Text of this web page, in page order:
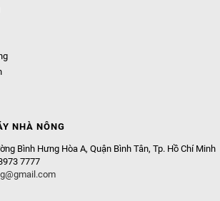
NHÀ NÔNG
Bình Hưng Hòa A, Quận Bình Tân, Tp. Hồ Chí Minh
7777